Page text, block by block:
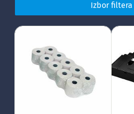
Izbor filtera